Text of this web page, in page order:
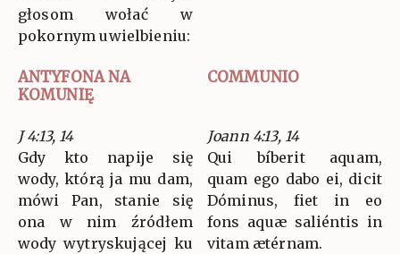
głosom wołać w
pokornym uwielbieniu:
ANTYFONA NA
KOMUNIĘ
COMMUNIO
J 4:13, 14
Gdy kto napije się
wody, którą ja mu dam,
mówi Pan, stanie się
ona w nim źródłem
wody wytryskującej ku
Joann 4:13, 14
Qui bíberit aquam,
quam ego dabo ei, dicit
Dóminus, fiet in eo
fons aquæ saliéntis in
vitam ætérnam.